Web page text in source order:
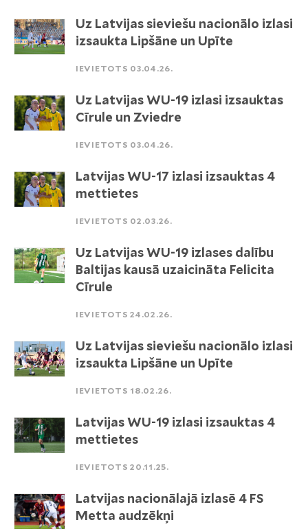
Uz Latvijas sieviešu nacionālo izlasi
izsaukta Lipšāne un Upīte
IEVIETOTS 03.04.26.
Uz Latvijas WU-19 izlasi izsauktas
Cīrule un Zviedre
IEVIETOTS 03.04.26.
Latvijas WU-17 izlasi izsauktas 4
mettietes
IEVIETOTS 02.03.26.
Uz Latvijas WU-19 izlases dalību
Baltijas kausā uzaicināta Felicita
Cīrule
IEVIETOTS 24.02.26.
Uz Latvijas sieviešu nacionālo izlasi
izsaukta Lipšāne un Upīte
IEVIETOTS 18.02.26.
Latvijas WU-19 izlasi izsauktas 4
mettietes
IEVIETOTS 20.11.25.
Latvijas nacionālajā izlasē 4 FS
Metta audzēkņi